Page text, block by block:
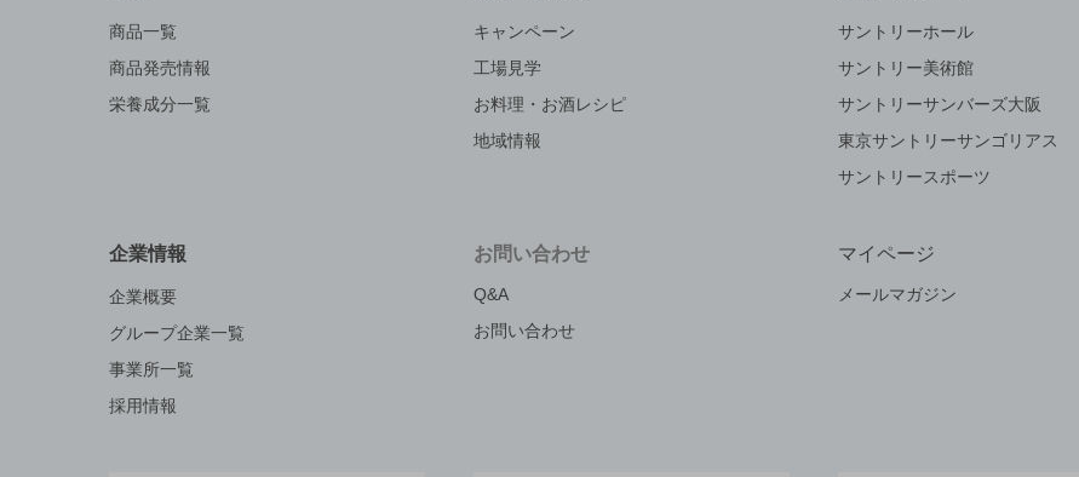
商品一覧
商品発売情報
栄養成分一覧
キャンペーン
工場見学
お料理・お酒レシピ
地域情報
サントリーホール
サントリー美術館
サントリーサンバーズ大阪
東京サントリーサンゴリアス
サントリースポーツ
企業情報
企業概要
グループ企業一覧
事業所一覧
採用情報
お問い合わせ
Q&A
お問い合わせ
マイページ
メールマガジン